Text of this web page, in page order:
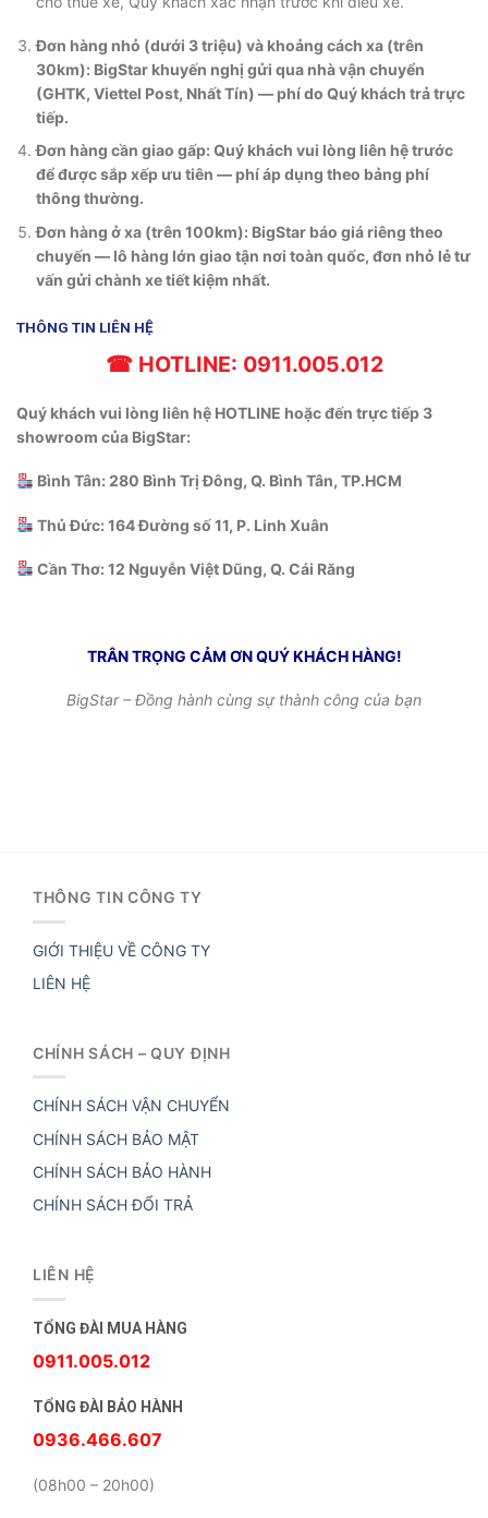
Đơn hàng nhỏ (dưới 3 triệu) và khoảng cách xa (trên
30km): BigStar khuyến nghị gửi qua nhà vận chuyển
(GHTK, Viettel Post, Nhất Tín) — phí do Quý khách trả trực
tiếp.
Đơn hàng cần giao gấp: Quý khách vui lòng liên hệ trước
để được sắp xếp ưu tiên — phí áp dụng theo bảng phí
thông thường.
Đơn hàng ở xa (trên 100km): BigStar báo giá riêng theo
chuyến — lô hàng lớn giao tận nơi toàn quốc, đơn nhỏ lẻ tư
vấn gửi chành xe tiết kiệm nhất.
THÔNG TIN LIÊN HỆ
☎ HOTLINE: 0911.005.012
Quý khách vui lòng liên hệ HOTLINE hoặc đến trực tiếp 3
showroom của BigStar:
Bình Tân: 280 Bình Trị Đông, Q. Bình Tân, TP.HCM
Thủ Đức: 164 Đường số 11, P. Linh Xuân
Cần Thơ: 12 Nguyễn Việt Dũng, Q. Cái Răng
TRÂN TRỌNG CẢM ƠN QUÝ KHÁCH HÀNG!
BigStar – Đồng hành cùng sự thành công của bạn
THÔNG TIN CÔNG TY
GIỚI THIỆU VỀ CÔNG TY
LIÊN HỆ
CHÍNH SÁCH – QUY ĐỊNH
CHÍNH SÁCH VẬN CHUYỂN
CHÍNH SÁCH BẢO MẬT
CHÍNH SÁCH BẢO HÀNH
CHÍNH SÁCH ĐỔI TRẢ
LIÊN HỆ
TỔNG ĐÀI MUA HÀNG
0911.005.012
TỔNG ĐÀI BẢO HÀNH
0936.466.607
(08h00 – 20h00)